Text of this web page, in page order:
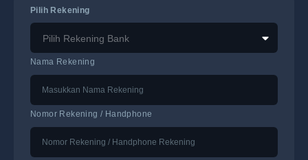
Pilih Rekening
Pilih Rekening Bank
Nama Rekening
Nomor Rekening / Handphone